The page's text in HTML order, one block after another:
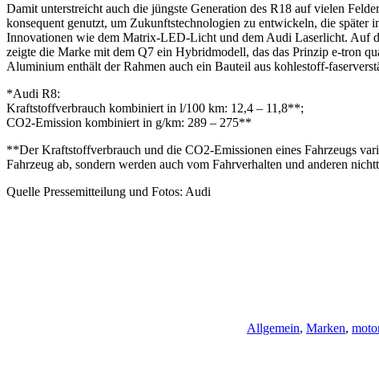
Damit unterstreicht auch die jüngste Generation des R18 auf vielen
konsequent genutzt, um Zukunftstechnologien zu entwickeln, die
Innovationen wie dem Matrix-LED-Licht und dem Audi Laserlicht. Auf
zeigte die Marke mit dem Q7 ein Hybridmodell, das das Prinzip e-tron
Aluminium enthält der Rahmen auch ein Bauteil aus kohlestoff-
*Audi R8:
Kraftstoffverbrauch kombiniert in l/100 km: 12,4 – 11,8**;
CO2-Emission kombiniert in g/km: 289 – 275**
**Der Kraftstoffverbrauch und die CO2-Emissionen eines Fahrzeugs
Fahrzeug ab, sondern werden auch vom Fahrverhalten und anderen
Quelle Pressemitteilung und Fotos: Audi
Allgemein, Marken,